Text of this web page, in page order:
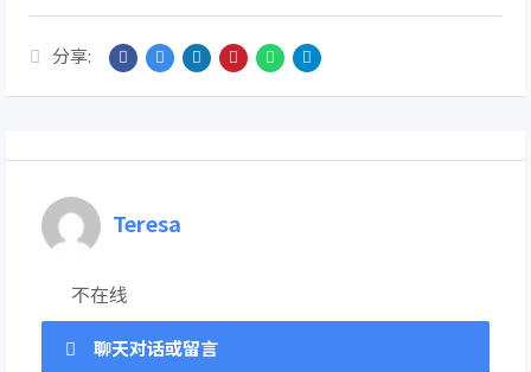
分享:
Teresa
不在线
聊天对话或留言